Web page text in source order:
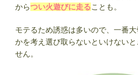
からつい火遊びに走ることも。
モテるため誘惑は多いので、一番
かを考え選び取らないといけない
せん。